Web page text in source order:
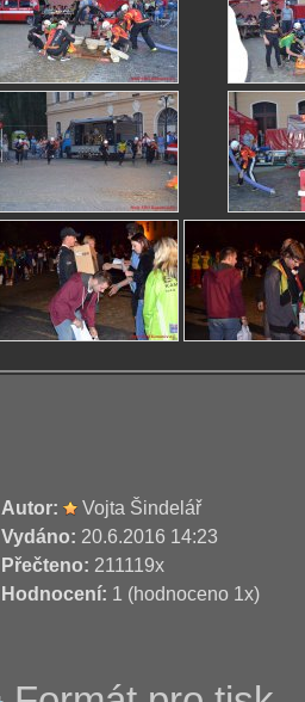
Autor:
Vojta Šindelář
Vydáno: 20.6.2016 14:23
Přečteno: 211119x
Hodnocení: 1 (hodnoceno 1x)